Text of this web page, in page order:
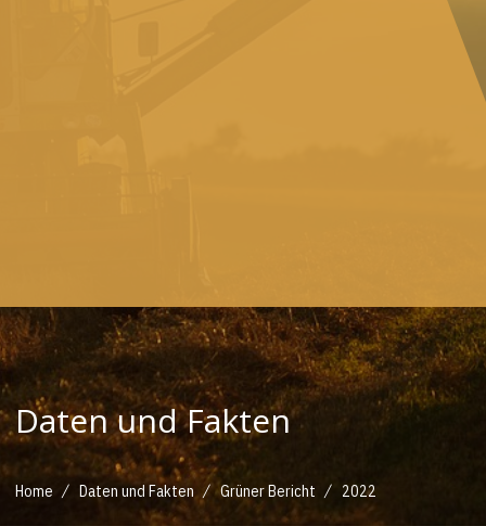
Daten und Fakten
Home / Daten und Fakten / Grüner Bericht / 2022